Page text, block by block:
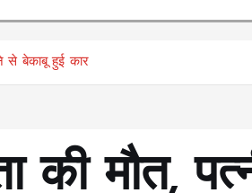
से बेकाबू हुई कार
की मौत,